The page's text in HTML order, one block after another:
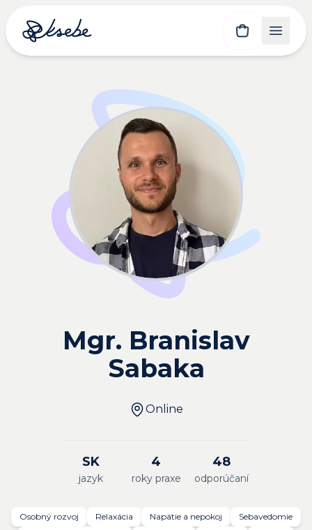
Mgr. Branislav
Sabaka
Online
SK
jazyk
4
roky praxe
48
odporúčaní
Osobný rozvoj Relaxácia Napätie a nepokoj
Sebavedomie